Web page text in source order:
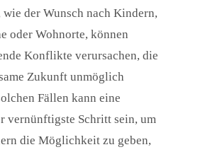
wie der Wunsch nach Kindern,
oder Wohnorte, können
Konflikte verursachen, die
Zukunft unmöglich
Fällen kann eine
vernünftigste Schritt sein, um
die Möglichkeit zu geben,